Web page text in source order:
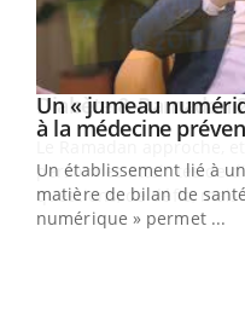
Youtube
Un « jumeau
à la médecine
Un établissement lié à
matière de bilan de
numérique » permet ...